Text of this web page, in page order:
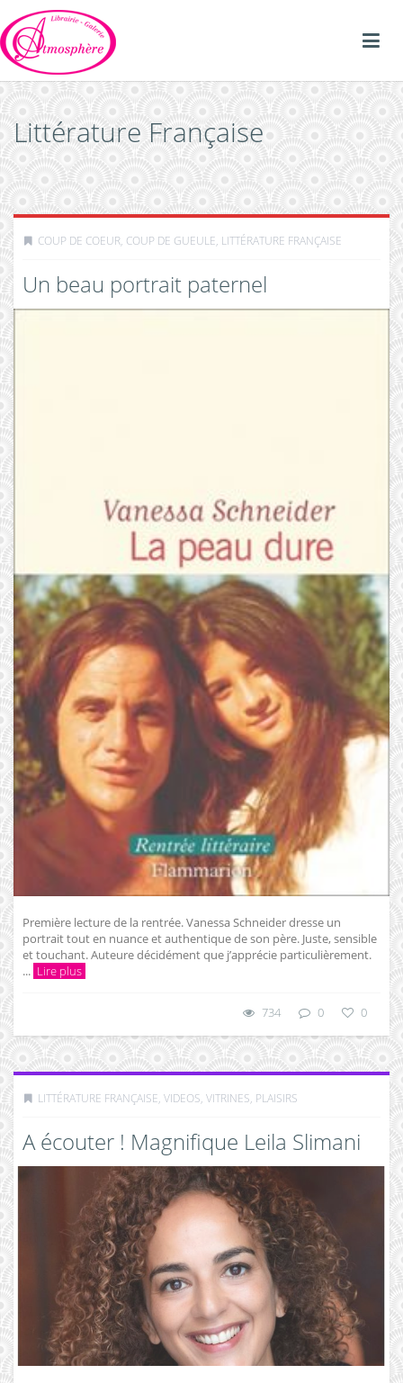
Littérature Française
COUP DE COEUR, COUP DE GUEULE, LITTÉRATURE FRANÇAISE
Un beau portrait paternel
Première lecture de la rentrée. Vanessa Schneider dresse un
portrait tout en nuance et authentique de son père. Juste, sensible
et touchant. Auteure décidément que j’apprécie particulièrement.
... Lire plus
734 0 0
LITTÉRATURE FRANÇAISE, VIDEOS, VITRINES, PLAISIRS
A écouter ! Magnifique Leila Slimani